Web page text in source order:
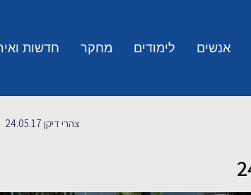
אנשים לימודים מחקר חדשות
צהרי דיקן 24.05.17